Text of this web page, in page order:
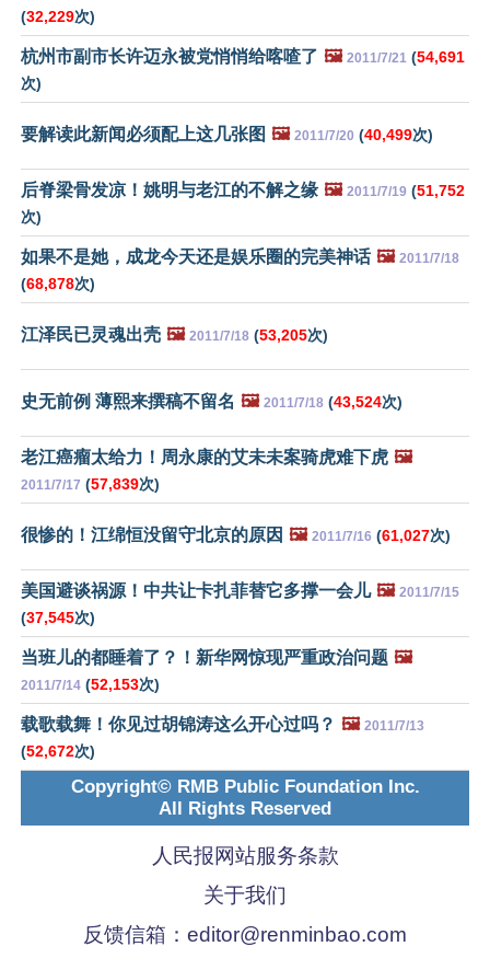
(32,229次)
杭州市副市长许迈永被党悄悄给喀喳了 🖼️ 2011/7/21 (54,691
次)
要解读此新闻必须配上这几张图 🖼️ 2011/7/20 (40,499次)
后脊梁骨发凉！姚明与老江的不解之缘 🖼️ 2011/7/19 (51,752
次)
如果不是她，成龙今天还是娱乐圈的完美神话 🖼️ 2011/7/18
(68,878次)
江泽民已灵魂出壳 🖼️ 2011/7/18 (53,205次)
史无前例 薄熙来撰稿不留名 🖼️ 2011/7/18 (43,524次)
老江癌瘤太给力！周永康的艾未未案骑虎难下虎 🖼️
2011/7/17 (57,839次)
很惨的！江绵恒没留守北京的原因 🖼️ 2011/7/16 (61,027次)
美国避谈祸源！中共让卡扎菲替它多撑一会儿 🖼️ 2011/7/15
(37,545次)
当班儿的都睡着了？！新华网惊现严重政治问题 🖼️
2011/7/14 (52,153次)
载歌载舞！你见过胡锦涛这么开心过吗？ 🖼️ 2011/7/13
(52,672次)
Copyright© RMB Public Foundation Inc.
All Rights Reserved
人民报网站服务条款
关于我们
反馈信箱： editor@renminbao.com